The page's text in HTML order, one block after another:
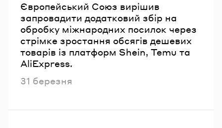
Європейський Союз вирішив
запровадити додатковий збір на
обробку міжнародних посилок через
стрімке зростання обсягів дешевих
товарів із платформ Shein, Temu та
AliExpress.
Опубліковано
31 березня